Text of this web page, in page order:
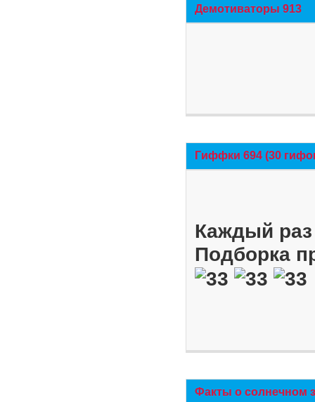
Демотиваторы 913
Гиффки 694 (30
Каждый
Подборка
Факты о солнечном